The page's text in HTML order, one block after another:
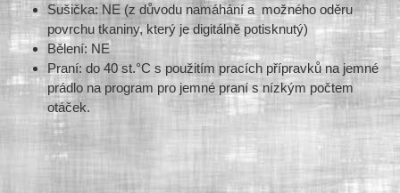
Sušička: NE (z důvodu namáhání a možného oděru
povrchu tkaniny, který je digitálně potisknutý)
Bělení: NE
Praní: do 40 st.°C s použitím pracích přípravků na jemné
prádlo na program pro jemné praní s nízkým počtem
otáček.